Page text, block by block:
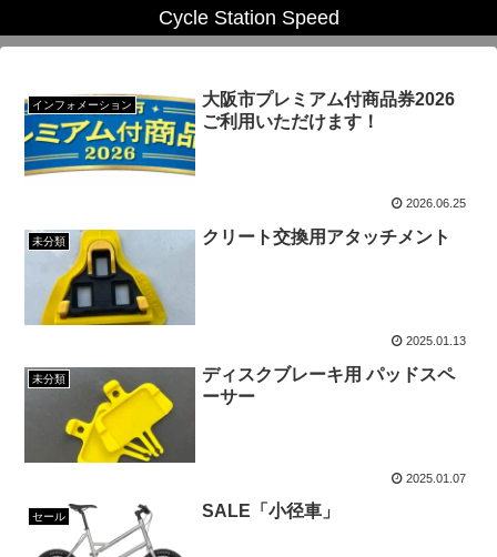
Cycle Station Speed
インフォメーション
大阪市プレミアム付商品券2026
ご利用いただけます！
2026.06.25
未分類 クリート交換用アタッチメント
2025.01.13
未分類
ディスクブレーキ用 パッドスペ
ーサー
2025.01.07
セール SALE「小径車」